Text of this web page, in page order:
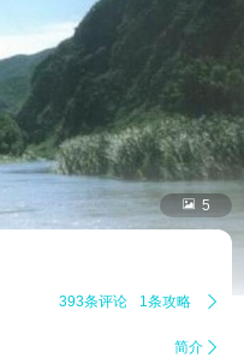
 5
393条评论 1条攻略 
简介 